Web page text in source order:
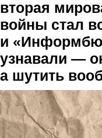
вторая
войны стал
и
узнавали —
а шутить